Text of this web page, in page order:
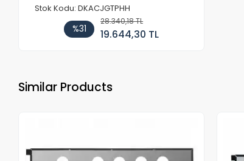
Stok Kodu: DKACJGTPHH
%31
28.340,18 TL
19.644,30 TL
Similar Products